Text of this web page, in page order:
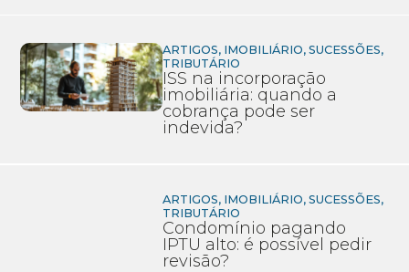
ARTIGOS, IMOBILIÁRIO,SUCESSÕES,
TRIBUTÁRIO
ISS na incorporação
imobiliária: quando a
cobrança pode ser
indevida?
ARTIGOS, IMOBILIÁRIO,SUCESSÕES,
TRIBUTÁRIO
Condomínio pagando
IPTU alto: é possível pedir
revisão?